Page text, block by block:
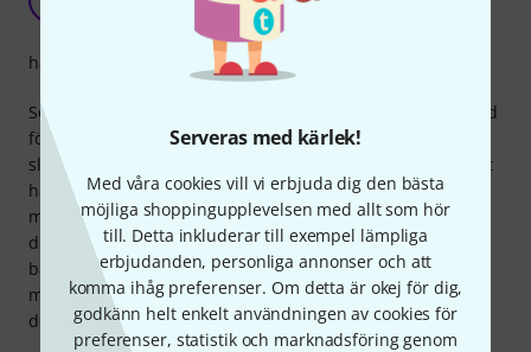
Serveras med kärlek!
Med våra cookies vill vi erbjuda dig den bästa
möjliga shoppingupplevelsen med allt som hör
till. Detta inkluderar till exempel lämpliga
erbjudanden, personliga annonser och att
komma ihåg preferenser. Om detta är okej för dig,
godkänn helt enkelt användningen av cookies för
preferenser, statistik och marknadsföring genom
Showtechnik Reichel 22.09.2019
Som alltid, snabb leverans och utmärkt förpackning. Packad
för spelningen och redo att gå, men sedan tog det roliga
slut. Botex har implementerat en proprietär Harting-pinout
här. Om du sedan ansluter multipinen till en
motorupplösning, löser den ut jordfelsbrytaren. Detta bör
definitivt nämnas i produktbeskrivningen för att bespara
både dig och Thomann en massa problem. Jag har nu
modifierat min kontroller så att den fungerar korrekt, och
detta gäller även alla upplösningar.
hantverkskvalitet